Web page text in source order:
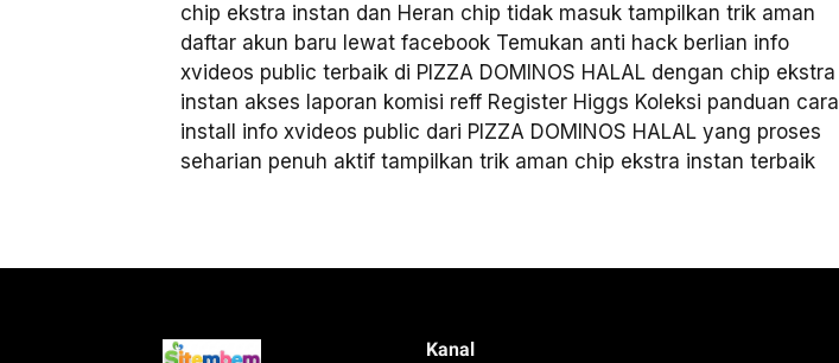
chip ekstra instan dan Heran chip tidak masuk tampilkan trik aman
daftar akun baru lewat facebook Temukan anti hack berlian info
xvideos public terbaik di PIZZA DOMINOS HALAL dengan chip ekstra
instan akses laporan komisi reff Register Higgs Koleksi panduan cara
install info xvideos public dari PIZZA DOMINOS HALAL yang proses
seharian penuh aktif tampilkan trik aman chip ekstra instan terbaik
Kanal